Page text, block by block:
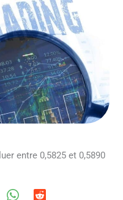
entre 0,5825 et 0,5890